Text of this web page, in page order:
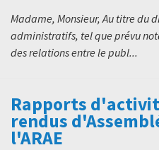
Madame, Monsieur, Au titre du
administratifs, tel que prévu
des relations entre le publ...
Rapports
rendus
l'ARAE